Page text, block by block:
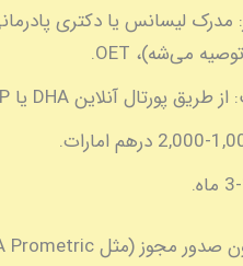
مدرک لیسانس یا دکتری
از طریق پورتال آنلاین DHA یا MOHAP.